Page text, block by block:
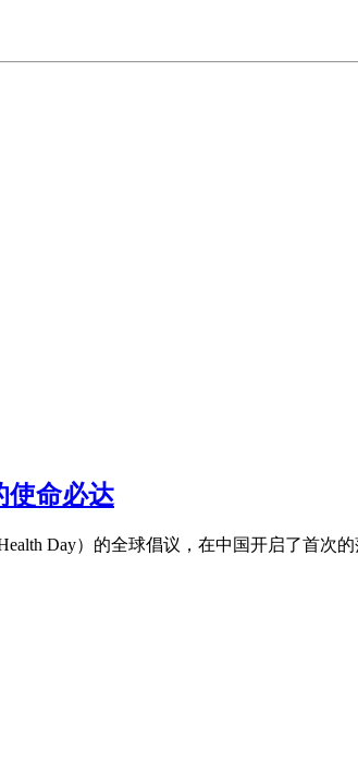
使命必达
Day）的全球倡议，在中国开启了首次